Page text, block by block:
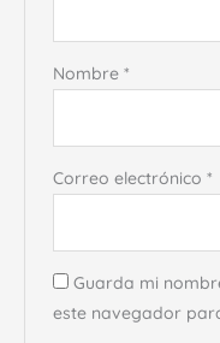
Nombre*
Correo electrónico*
Guarda mi
este navegador